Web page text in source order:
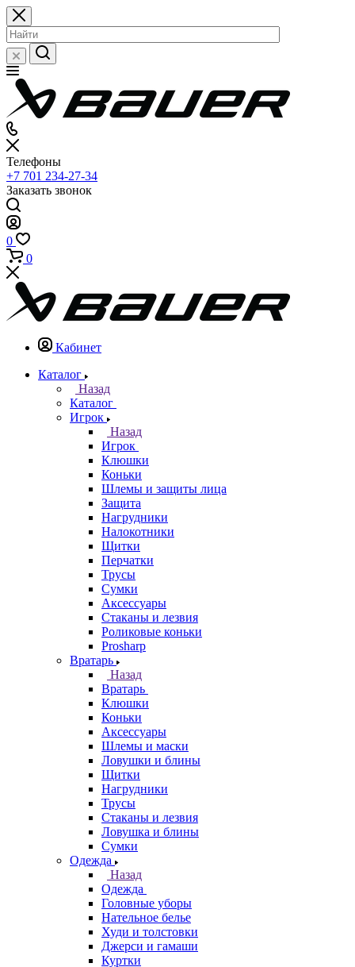
Телефоны
+7 701 234-27-34
Заказать звонок
0
0
Кабинет
Каталог
Назад
Каталог
Игрок
Назад
Игрок
Клюшки
Коньки
Шлемы и защиты лица
Защита
Нагрудники
Налокотники
Щитки
Перчатки
Трусы
Сумки
Аксессуары
Стаканы и лезвия
Роликовые коньки
Prosharp
Вратарь
Назад
Вратарь
Клюшки
Коньки
Аксессуары
Шлемы и маски
Ловушки и блины
Щитки
Нагрудники
Трусы
Стаканы и лезвия
Ловушка и блины
Сумки
Одежда
Назад
Одежда
Головные уборы
Нательное белье
Худи и толстовки
Джерси и гамаши
Куртки